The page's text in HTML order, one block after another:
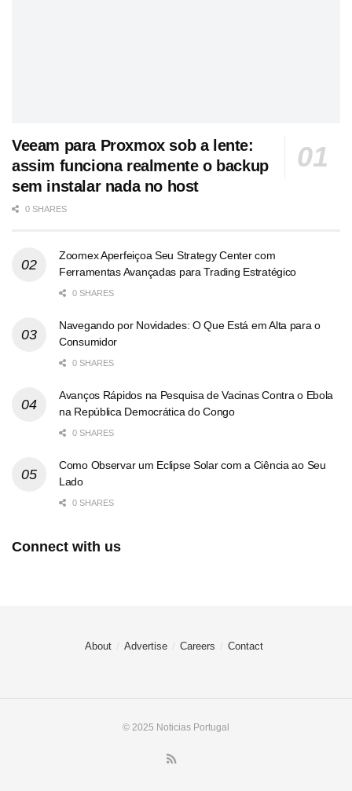
Veeam para Proxmox sob a lente:
assim funciona realmente o backup
sem instalar nada no host
0 SHARES
Zoomex Aperfeiçoa Seu Strategy Center com
Ferramentas Avançadas para Trading Estratégico
0 SHARES
Navegando por Novidades: O Que Está em Alta para o
Consumidor
0 SHARES
Avanços Rápidos na Pesquisa de Vacinas Contra o Ebola
na República Democrática do Congo
0 SHARES
Como Observar um Eclipse Solar com a Ciência ao Seu
Lado
0 SHARES
Connect with us
About Advertise Careers Contact
© 2025 Noticias Portugal